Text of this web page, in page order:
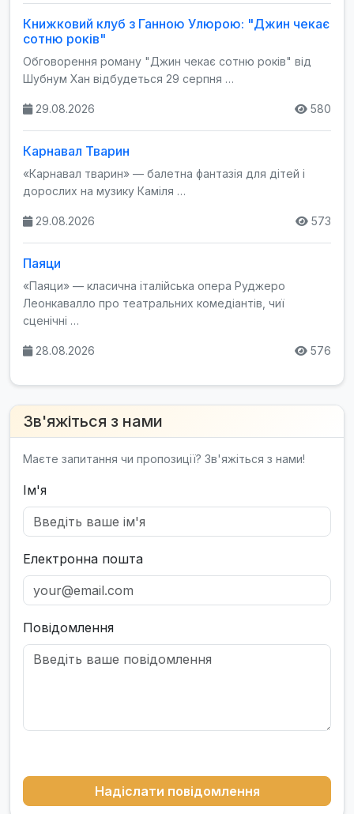
Книжковий клуб з Ганною Улюрою: "Джин чекає
сотню років"
Обговорення роману "Джин чекає сотню років" від
Шубнум Хан відбудеться 29 серпня …
29.08.2026 580
Карнавал Тварин
«Карнавал тварин» — балетна фантазія для дітей і
дорослих на музику Каміля …
29.08.2026 573
Паяци
«Паяци» — класична італійська опера Руджеро
Леонкавалло про театральних комедіантів, чиї
сценічні …
28.08.2026 576
Зв'яжіться з нами
Маєте запитання чи пропозиції? Зв'яжіться з нами!
Ім'я
Електронна пошта
Повідомлення
Надіслати повідомлення